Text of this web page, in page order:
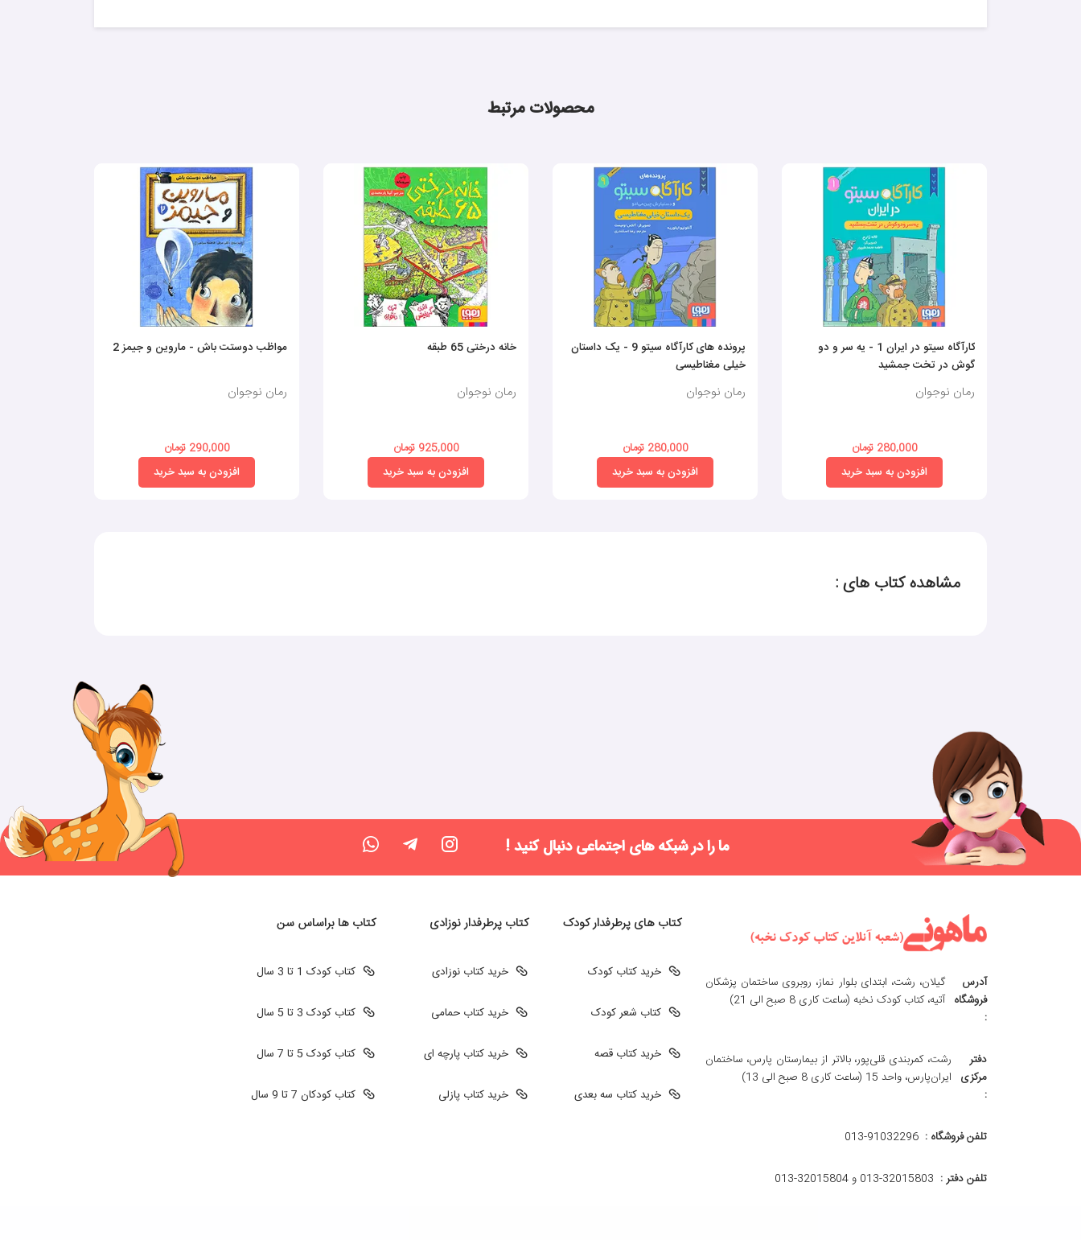
محصولات مرتبط
کارآگاه سیتو در ایران 1 - یه سر و دو
گوش در تخت جمشید
رمان نوجوان
280,000 تومان
افزودن به سبد خرید
پرونده های کارآگاه سیتو 9 - یک داستان
خیلی مغناطیسی
رمان نوجوان
280,000 تومان
افزودن به سبد خرید
خانه درختی 65 طبقه
رمان نوجوان
925,000 تومان
افزودن به سبد خرید
مواظب دوستت باش - ماروین و جیمز 2
رمان نوجوان
290,000 تومان
افزودن به سبد خرید
مشاهده کتاب های :
ما را در شبکه های اجتماعی دنبال کنید !
آدرس
فروشگاه
:
گیلان، رشت، ابتدای بلوار نماز، روبروی ساختمان پزشکان
آتیه، کتاب کودک نخبه (ساعت کاری 8 صبح الی 21)
دفتر
مرکزی
:
رشت، کمربندی قلی‌پور، بالاتر از بیمارستان پارس، ساختمان
ایران‌پارس، واحد 15 (ساعت کاری 8 صبح الی 13)
تلفن فروشگاه : 013-91032296
تلفن دفتر : 013-32015803 و 32015804-013
کتاب های پرطرفدار کودک
خرید کتاب کودک
کتاب شعر کودک
خرید کتاب قصه
خرید کتاب سه بعدی
کتاب پرطرفدار نوزادی
خرید کتاب نوزادی
خرید کتاب حمامی
خرید کتاب پارچه ای
خرید کتاب پازلی
کتاب ها براساس سن
کتاب کودک 1 تا 3 سال
کتاب کودک 3 تا 5 سال
کتاب کودک 5 تا 7 سال
کتاب کودکان 7 تا 9 سال